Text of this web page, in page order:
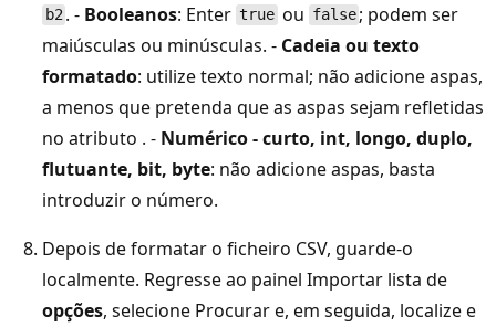
b2 . - Booleanos: Entertrueou false ; podem ser
maiúsculas ou minúsculas. - Cadeia ou texto
formatado: utilize texto normal; não adicione aspas,
a menos que pretenda que as aspas sejam refletidas
no atributo . - Numérico - curto, int, longo, duplo,
flutuante, bit, byte: não adicione aspas, basta
introduzir o número.
Depois de formatar o ficheiro CSV, guarde-o
localmente. Regresse ao painel Importar lista de
opções, selecione Procurar e, em seguida, localize e